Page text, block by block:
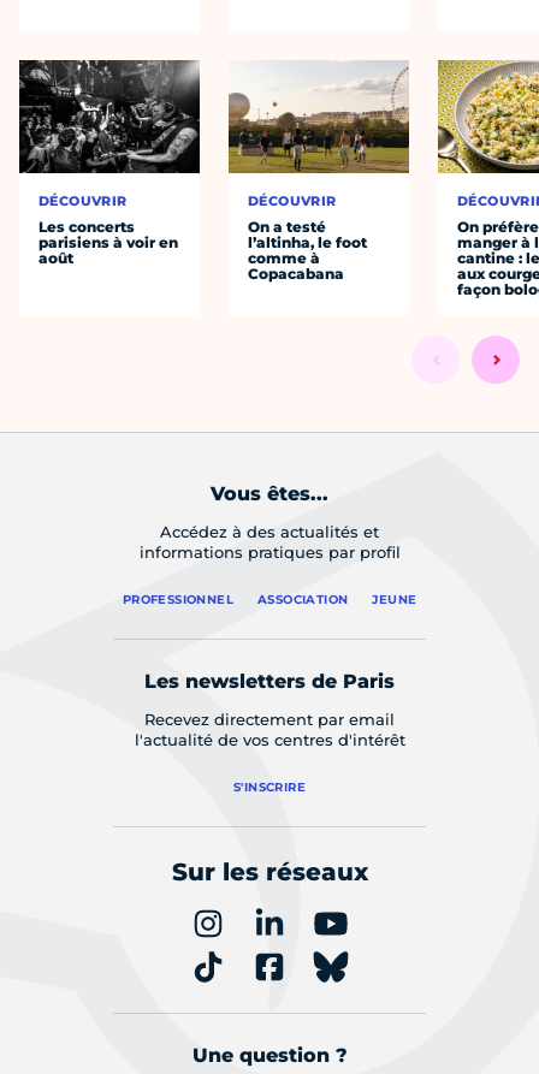
DÉCOUVRIR
Les concerts
parisiens à voir en
août
DÉCOUVRIR
On a testé
l’altinha, le foot
comme à
Copacabana
On préfère
manger à
cantine :
aux
façon
Vous êtes...
Accédez à des actualités et
informations pratiques par profil
PROFESSIONNEL ASSOCIATION JEUNE
Les newsletters de Paris
Recevez directement par email
l'actualité de vos centres d'intérêt
S'INSCRIRE
Sur les réseaux
Une question ?